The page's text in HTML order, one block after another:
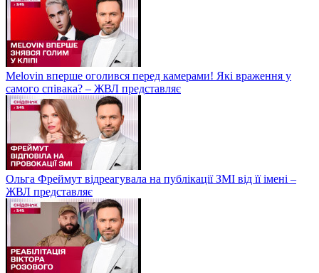
Melovin вперше оголився перед камерами! Які враження у
самого співака? – ЖВЛ представляє
Ольга Фреймут відреагувала на публікації ЗМІ від її імені –
ЖВЛ представляє